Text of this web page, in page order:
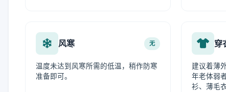
风寒 无
温度未达到风寒所需的低温，稍作防寒
准备即可。
穿
建议着薄
年老体弱
衫、薄毛衣